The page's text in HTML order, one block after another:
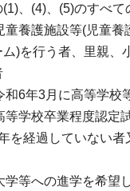
(1)、(4)、(5)のすべ
童養護施設等(児童
ム)を行う者、里親、
和6年3月に高等学校
等学校卒業程度認定
を経過していない
学等への進学を希望